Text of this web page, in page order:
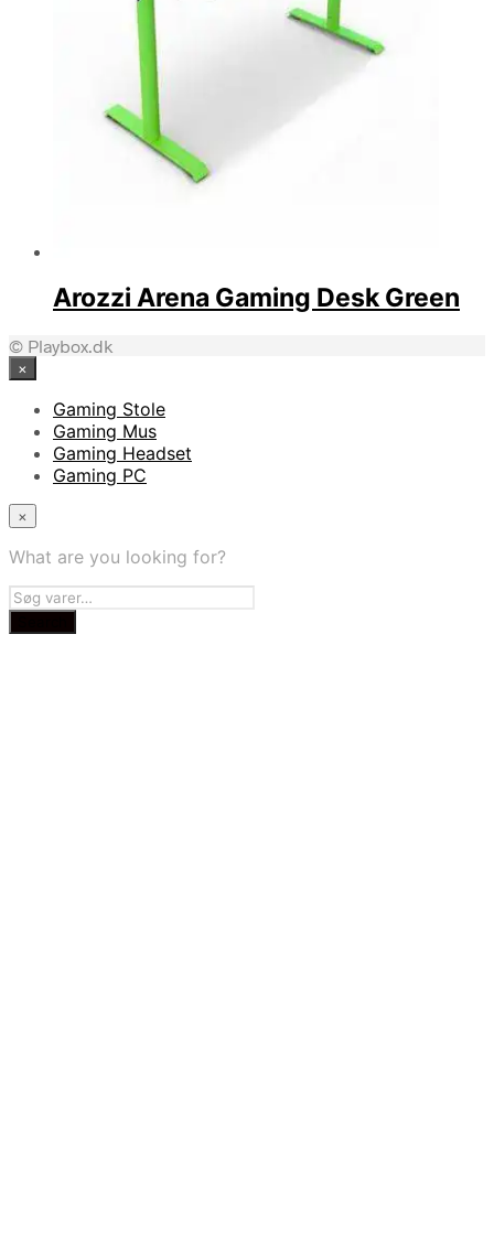
Arozzi Arena Gaming Desk Green
© Playbox.dk
×
Gaming Stole
Gaming Mus
Gaming Headset
Gaming PC
×
What are you looking for?